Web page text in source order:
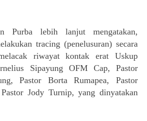
Purba lebih lanjut mengatakan,
tracing (penelusuran) secara
riwayat kontak erat Uskup
Sipayung OFM Cap, Pastor
Pastor Borta Rumapea, Pastor
Jody Turnip, yang dinyatakan